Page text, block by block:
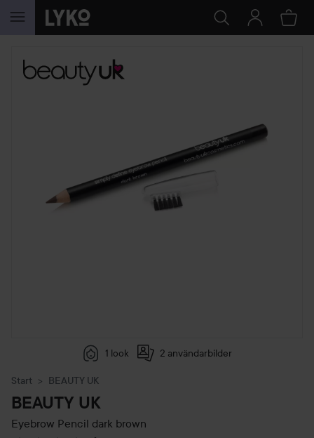
HOPPA TILL INNEHÅLLET
1 look 2 användarbilder
Start BEAUTY UK
BEAUTY UK
Eyebrow Pencil dark brown